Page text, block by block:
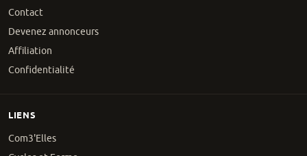
Contact
Devenez annonceurs
Affiliation
Confidentialité
LIENS
Com3'Elles